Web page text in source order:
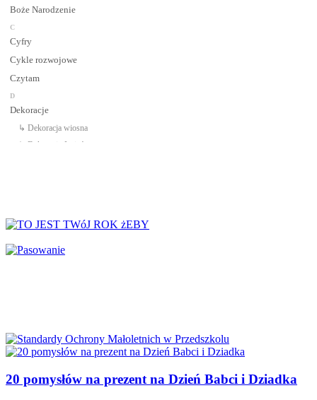
Boże Narodzenie
C
Cyfry
Cykle rozwojowe
Czytam
D
Dekoracje
↳ Dekoracja wiosna
↳ Dekoracje Jesień
Dinozaury
Dni Tygodnia
Dzień Bezpiecznego Internetu
Dzień Chłopaka
Dzień Dziadka
20 pomysłów na prezent na Dzień Babci i Dziadka